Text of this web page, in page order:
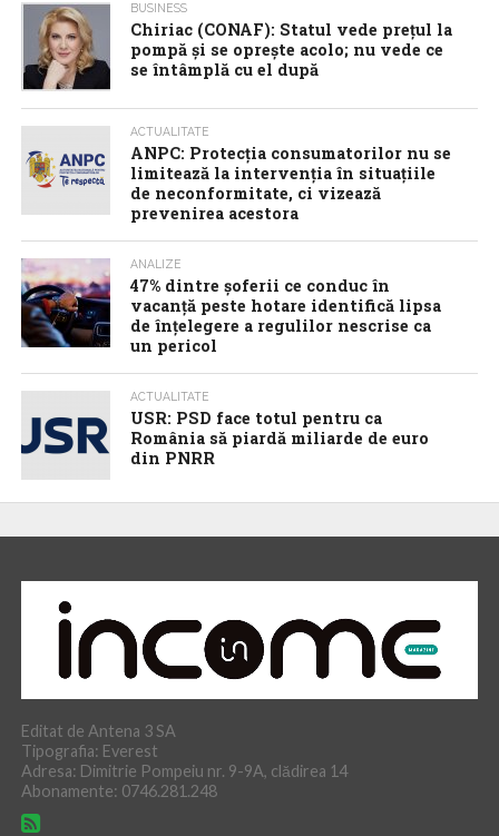
BUSINESS
Chiriac (CONAF): Statul vede prețul la
pompă și se oprește acolo; nu vede ce
se întâmplă cu el după
ACTUALITATE
ANPC: Protecția consumatorilor nu se
limitează la intervenția în situațiile
de neconformitate, ci vizează
prevenirea acestora
ANALIZE
47% dintre șoferii ce conduc în
vacanță peste hotare identifică lipsa
de înțelegere a regulilor nescrise ca
un pericol
ACTUALITATE
USR: PSD face totul pentru ca
România să piardă miliarde de euro
din PNRR
Editat de Antena 3 SA
Tipografia: Everest
Adresa: Dimitrie Pompeiu nr. 9-9A, clădirea 14
Abonamente: 0746.281.248